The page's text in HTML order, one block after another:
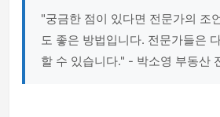
"궁금한 점이 있다면 전문가의 조
도 좋은 방법입니다. 전문가들은
할 수 있습니다." - 박소영 부동산